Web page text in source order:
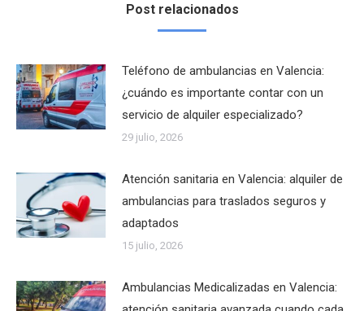
Post relacionados
Teléfono de ambulancias en Valencia:
¿cuándo es importante contar con un
servicio de alquiler especializado?
29 julio, 2026
Atención sanitaria en Valencia: alquiler de
ambulancias para traslados seguros y
adaptados
15 julio, 2026
Ambulancias Medicalizadas en Valencia: